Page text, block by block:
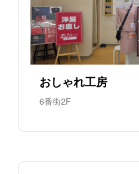
おしゃれ工房
6番街2F